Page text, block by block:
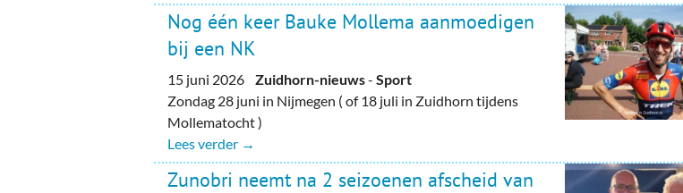
Nog één keer Bauke Mollema aanmoedigen
bij een NK
15 juni 2026Zuidhorn-nieuws-Sport
Zondag 28 juni in Nijmegen ( of 18 juli in Zuidhorn tijdens
Mollematocht )
Lees verder →
Zunobri neemt na 2 seizoenen afscheid van